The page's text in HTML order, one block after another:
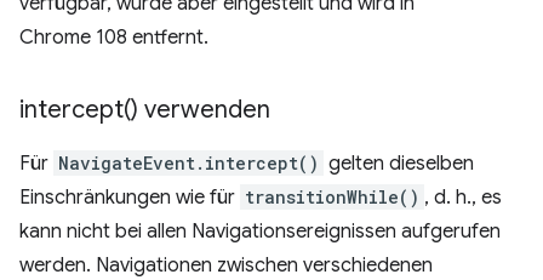
Chrome 108 entfernt.
intercept() verwenden
Für NavigateEvent.intercept() gelten dieselben
Einschränkungen wie für transitionWhile() , d. h., es
kann nicht bei allen Navigationsereignissen aufgerufen
werden. Navigationen zwischen verschiedenen